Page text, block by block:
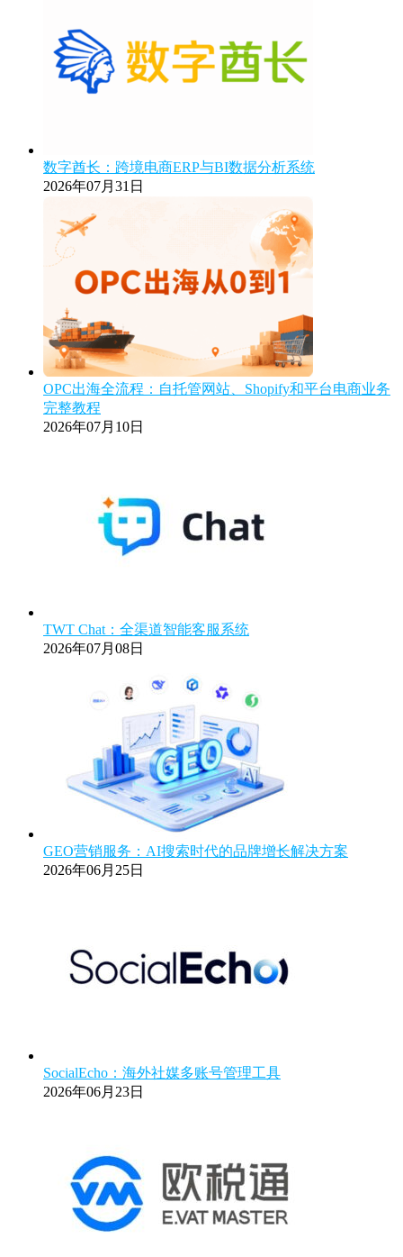
数字酋长：跨境电商ERP与BI数据分析系统
2026年07月31日
OPC出海全流程：自托管网站、Shopify和平台电商业务
完整教程
2026年07月10日
TWT Chat：全渠道智能客服系统
2026年07月08日
GEO营销服务：AI搜索时代的品牌增长解决方案
2026年06月25日
SocialEcho：海外社媒多账号管理工具
2026年06月23日